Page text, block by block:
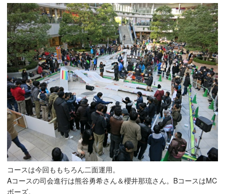
コースは今回ももちろん二面運用。
Aコースの司会進行は熊谷勇希さん＆櫻井那琉さん。BコースはMC
ボーズ。